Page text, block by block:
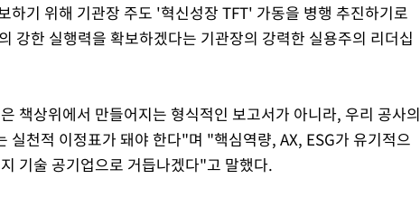
하기 위해 기관장 주도 '혁신성장 TFT' 가동을 병행 추진하기로
강한 실행력을 확보하겠다는 기관장의 강력한 실용주의 리더십
책상위에서 만들어지는 형식적인 보고서가 아니라, 우리 공사의
실천적 이정표가 돼야 한다"며 "핵심역량, AX, ESG가 유기적으
기술 공기업으로 거듭나겠다"고 말했다.